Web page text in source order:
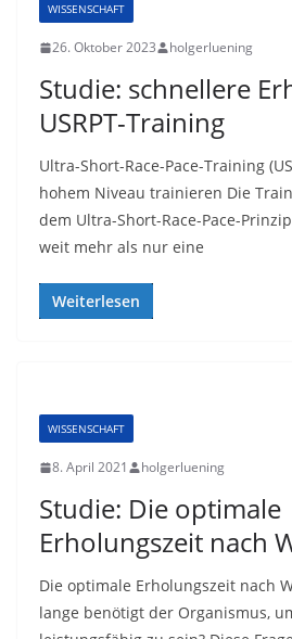
WISSENSCHAFT
26. Oktober 2023 holgerluening
Studie: schnellere
USRPT-Training
Ultra-Short-Race-Pace-Training
hohem Niveau trainieren Die
dem Ultra-Short-Race-Pace-
weit mehr als nur eine
Weiterlesen
WISSENSCHAFT
8. April 2021 holgerluening
Studie: Die optimale
Erholungszeit nach
Die optimale Erholungszeit nach
lange benötigt der Organismus,